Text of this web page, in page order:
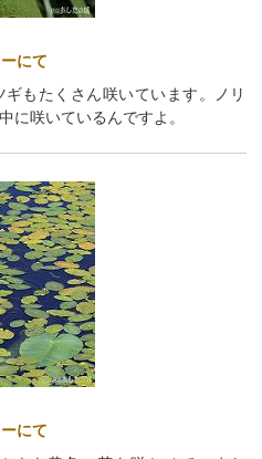
にて
もたくさん咲いています。ノリ
に咲いているんですよ。
にて